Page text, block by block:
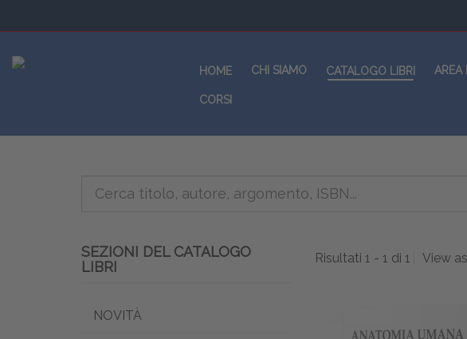
HOME CHI SIAMO CATALOGO LIBRI AREA
CORSI
Risultati 1 - 1 di 1 View
SEZIONI DEL CATALOGO
LIBRI
NOVITÀ